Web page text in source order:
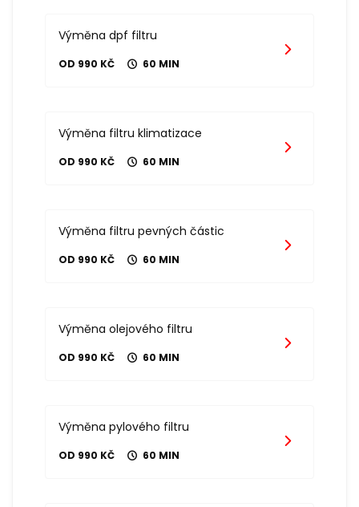
Výměna dpf filtru
OD 990 KČ 60 MIN
Výměna filtru klimatizace
OD 990 KČ 60 MIN
Výměna filtru pevných částic
OD 990 KČ 60 MIN
Výměna olejového filtru
OD 990 KČ 60 MIN
Výměna pylového filtru
OD 990 KČ 60 MIN